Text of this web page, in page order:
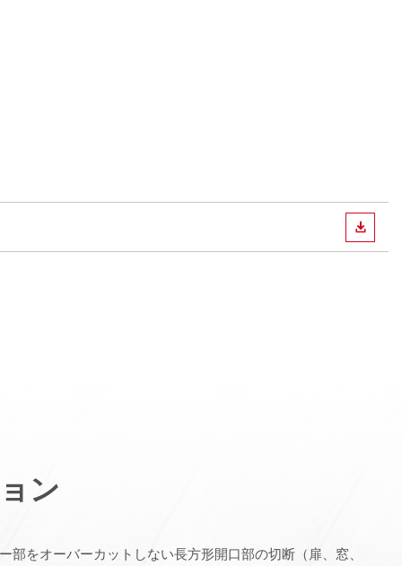
ダウン
ン
部をオーバーカットしない長方形開口部の切断（扉、窓、